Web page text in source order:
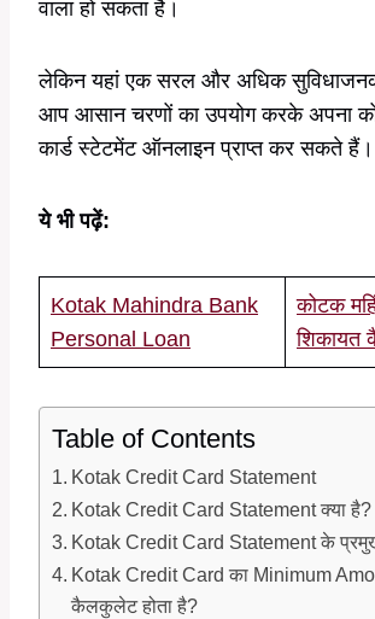
वाला हो सकता है।
लेकिन यहां एक सरल और अधिक
आप आसान चरणों का उपयोग करके अपना
कार्ड स्टेटमेंट ऑनलाइन प्राप्त कर सकते हैं।
ये भी पढ़ें:
Kotak Mahindra Bank
Personal Loan
कोटक
शिकायत
Table of Contents
Kotak Credit Card Statement
Kotak Credit Card Statement क्या है?
Kotak Credit Card Statement के
Kotak Credit Card का Minimum
कैलकुलेट होता है?